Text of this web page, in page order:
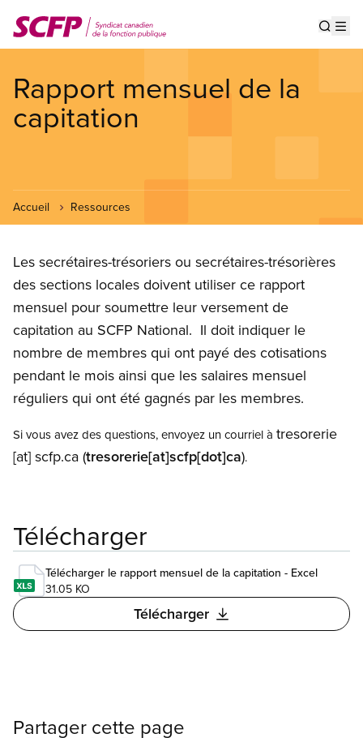
au
contenu
Rapport mensuel de la
capitation
Accueil Ressources
Les secrétaires-trésoriers ou secrétaires-trésorières
des sections locales doivent utiliser ce rapport
mensuel pour soumettre leur versement de
capitation au SCFP National. Il doit indiquer le
nombre de membres qui ont payé des cotisations
pendant le mois ainsi que les salaires mensuel
réguliers qui ont été gagnés par les membres.
Si vous avez des questions, envoyez un courriel à tresorerie
[at] scfp.ca (tresorerie[at]scfp[dot]ca).
Télécharger
Télécharger le rapport mensuel de la capitation - Excel
31.05 KO
Télécharger
Partager cette page